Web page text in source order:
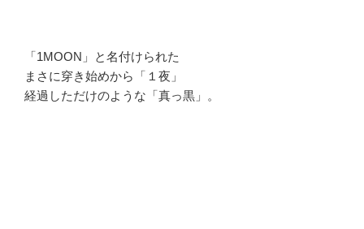
「1MOON」と名付けられた
まさに穿き始めから「１夜」
経過しただけのような「真っ黒」。